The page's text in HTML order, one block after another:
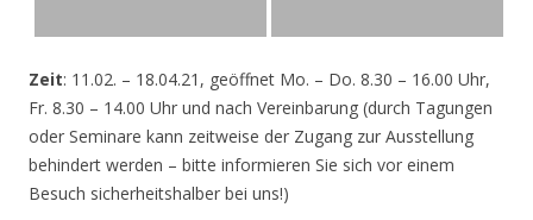
Zeit: 11.02. – 18.04.21, geöffnet Mo. – Do. 8.30 – 16.00 Uhr,
Fr. 8.30 – 14.00 Uhr und nach Vereinbarung (durch Tagungen
oder Seminare kann zeitweise der Zugang zur Ausstellung
behindert werden – bitte informieren Sie sich vor einem
Besuch sicherheitshalber bei uns!)